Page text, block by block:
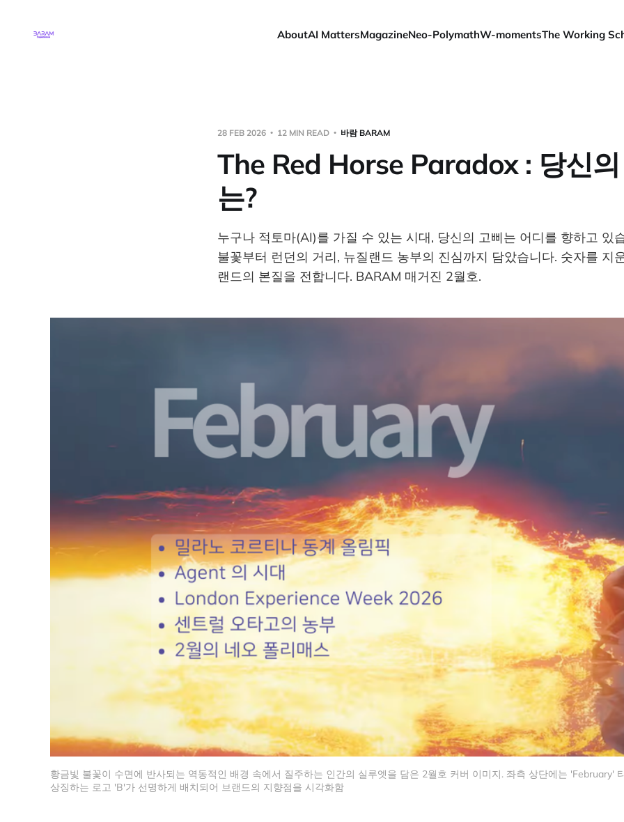
AboutAI MattersMagazineNeo-PolymathW-momentsThe Working
28 FEB 2026 12 MIN READ 바람 BARAM
The Red Horse Paradox : 당신
는?
누구나 적토마(AI)를 가질 수 있는 시대, 당신의 고삐는 어디를 향하고 있
불꽃부터 런던의 거리, 뉴질랜드 농부의 진심까지 담았습니다. 숫자를 지
랜드의 본질을 전합니다. BARAM 매거진 2월호.
황금빛 불꽃이 수면에 반사되는 역동적인 배경 속에서 질주하는 인간의 실루엣을 담은 2월호 커버 이미지. 좌측 상단에는 'February'
상징하는 로고 'B'가 선명하게 배치되어 브랜드의 지향점을 시각화함